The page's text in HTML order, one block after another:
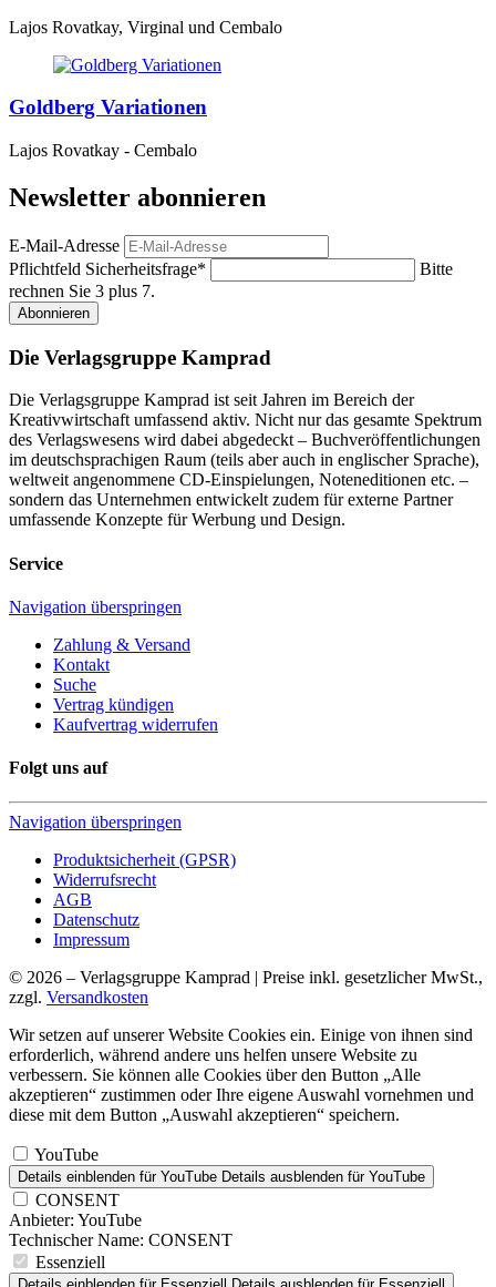
Lajos Rovatkay, Virginal und Cembalo
Goldberg Variationen
Lajos Rovatkay - Cembalo
Newsletter abonnieren
E-Mail-Adresse
Pflichtfeld Sicherheitsfrage*
Bitte
rechnen Sie 3 plus 7.
Abonnieren
Die Verlagsgruppe Kamprad
Die Verlagsgruppe Kamprad ist seit Jahren im Bereich der
Kreativwirtschaft umfassend aktiv. Nicht nur das gesamte Spektrum
des Verlagswesens wird dabei abgedeckt – Buchveröffentlichungen
im deutschsprachigen Raum (teils aber auch in englischer Sprache),
weltweit angenommene CD-Einspielungen, Noteneditionen etc. –
sondern das Unternehmen entwickelt zudem für externe Partner
umfassende Konzepte für Werbung und Design.
Service
Navigation überspringen
Zahlung & Versand
Kontakt
Suche
Vertrag kündigen
Kaufvertrag widerrufen
Folgt uns auf
Navigation überspringen
Produktsicherheit (GPSR)
Widerrufsrecht
AGB
Datenschutz
Impressum
© 2026 – Verlagsgruppe Kamprad | Preise inkl. gesetzlicher MwSt.,
zzgl. Versandkosten
Wir setzen auf unserer Website Cookies ein. Einige von ihnen sind
erforderlich, während andere uns helfen unsere Website zu
verbessern. Sie können alle Cookies über den Button „Alle
akzeptieren“ zustimmen oder Ihre eigene Auswahl vornehmen und
diese mit dem Button „Auswahl akzeptieren“ speichern.
YouTube
Details einblenden für YouTube Details ausblenden für YouTube
CONSENT
Anbieter: YouTube
Technischer Name: CONSENT
Essenziell